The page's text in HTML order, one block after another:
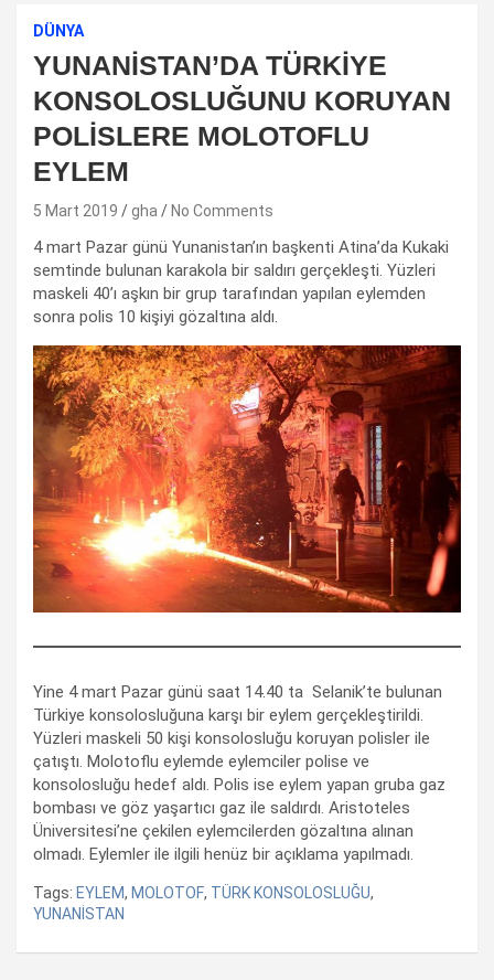
DÜNYA
YUNANİSTAN’DA TÜRKİYE
KONSOLOSLUĞUNU KORUYAN
POLİSLERE MOLOTOFLU
EYLEM
5 Mart 2019 gha No Comments
4 mart Pazar günü Yunanistan’ın başkenti Atina’da Kukaki
semtinde bulunan karakola bir saldırı gerçekleşti. Yüzleri
maskeli 40’ı aşkın bir grup tarafından yapılan eylemden
sonra polis 10 kişiyi gözaltına aldı.
Yine 4 mart Pazar günü saat 14.40 ta Selanik’te bulunan
Türkiye konsolosluğuna karşı bir eylem gerçekleştirildi.
Yüzleri maskeli 50 kişi konsolosluğu koruyan polisler ile
çatıştı. Molotoflu eylemde eylemciler polise ve
konsolosluğu hedef aldı. Polis ise eylem yapan gruba gaz
bombası ve göz yaşartıcı gaz ile saldırdı. Aristoteles
Üniversitesi’ne çekilen eylemcilerden gözaltına alınan
olmadı. Eylemler ile ilgili henüz bir açıklama yapılmadı.
Tags: EYLEM, MOLOTOF, TÜRK KONSOLOSLUĞU,
YUNANİSTAN